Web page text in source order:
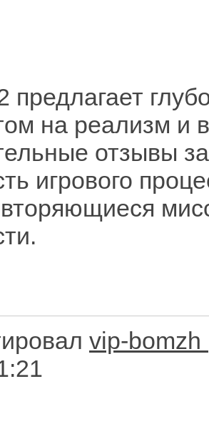
предлагает
на реализм и
отзывы
игрового
vip-bomzh